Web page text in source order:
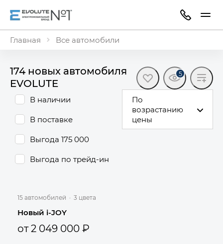
Главная Все автомобили
174 новых автомобиля
EVOLUTE
5
В наличии
В поставке
Выгода 175 000
Выгода по трейд-ин
По
возрастанию
цены
15 автомобилей · 3 цвета
Новый i-JOY
от 2 049 000 ₽